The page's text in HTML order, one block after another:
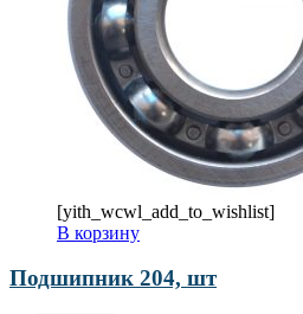
[yith_wcwl_add_to_wishlist]
В корзину
Подшипник 204, шт